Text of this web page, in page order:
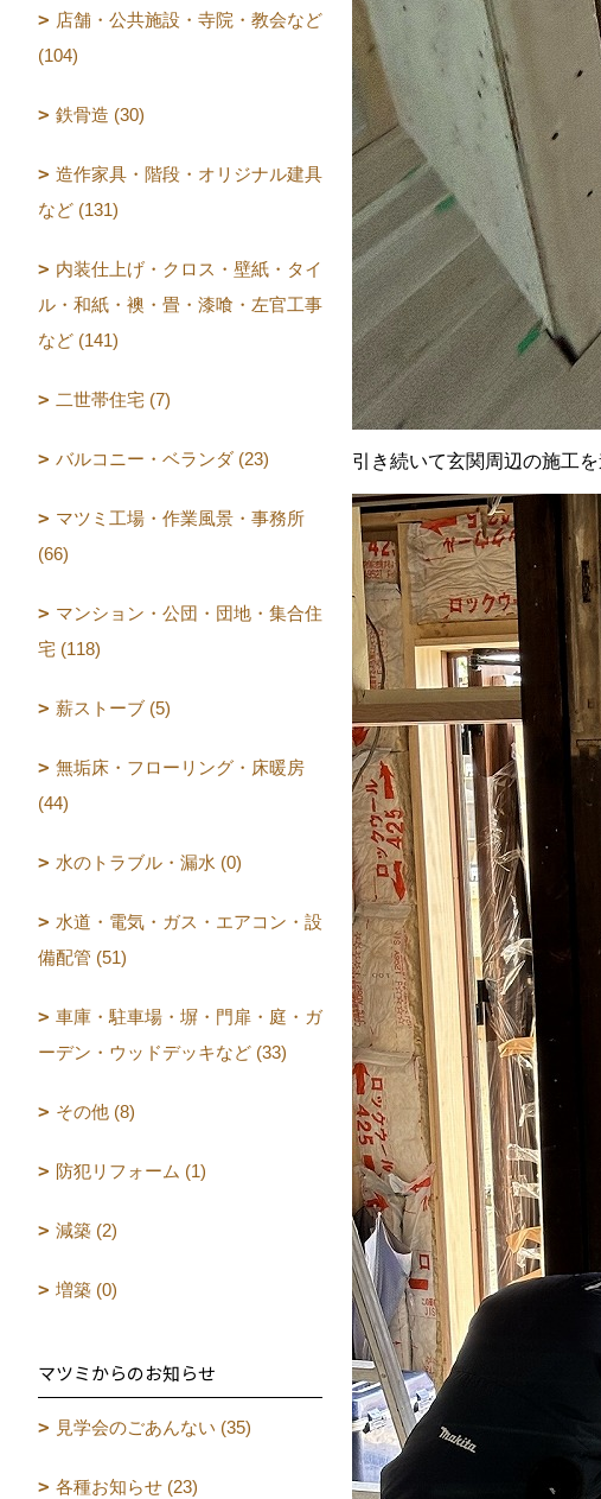
引き続いて玄関周辺の施工
店舗・公共施設・寺院・教会など
(104)
鉄骨造 (30)
造作家具・階段・オリジナル建具
など (131)
内装仕上げ・クロス・壁紙・タイ
ル・和紙・襖・畳・漆喰・左官工事
など (141)
二世帯住宅 (7)
バルコニー・ベランダ (23)
マツミ工場・作業風景・事務所
(66)
マンション・公団・団地・集合住
宅 (118)
薪ストーブ (5)
無垢床・フローリング・床暖房
(44)
水のトラブル・漏水 (0)
水道・電気・ガス・エアコン・設
備配管 (51)
車庫・駐車場・塀・門扉・庭・ガ
ーデン・ウッドデッキなど (33)
その他 (8)
防犯リフォーム (1)
減築 (2)
増築 (0)
マツミからのお知らせ
見学会のごあんない (35)
各種お知らせ (23)